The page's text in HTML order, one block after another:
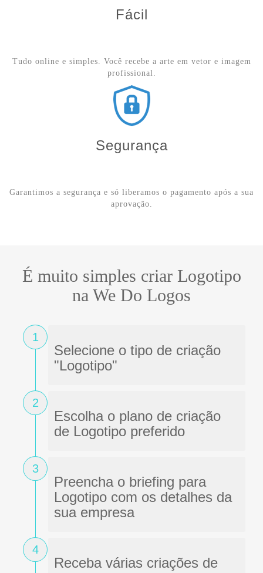
Fácil
Tudo online e simples. Você recebe a arte em vetor e imagem
profissional.
Segurança
Garantimos a segurança e só liberamos o pagamento após a sua
aprovação.
É muito simples criar Logotipo
na We Do Logos
1
Selecione o tipo de criação
"Logotipo"
2
Escolha o plano de criação
de Logotipo preferido
3
Preencha o briefing para
Logotipo com os detalhes da
sua empresa
4
Receba várias criações de